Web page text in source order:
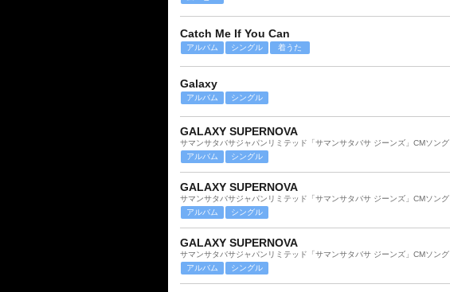
Catch Me If You Can
アルバム シングル 着うた
Galaxy
アルバム シングル
GALAXY SUPERNOVA
サマンサタバサジャパンリミテッド「サマンサタバサ ジーンズ」CMソング
アルバム
シングル
GALAXY SUPERNOVA
サマンサタバサジャパンリミテッド「サマンサタバサ ジーンズ」CMソング
アルバム
シングル
GALAXY SUPERNOVA
サマンサタバサジャパンリミテッド「サマンサタバサ ジーンズ」CMソング
アルバム
シングル